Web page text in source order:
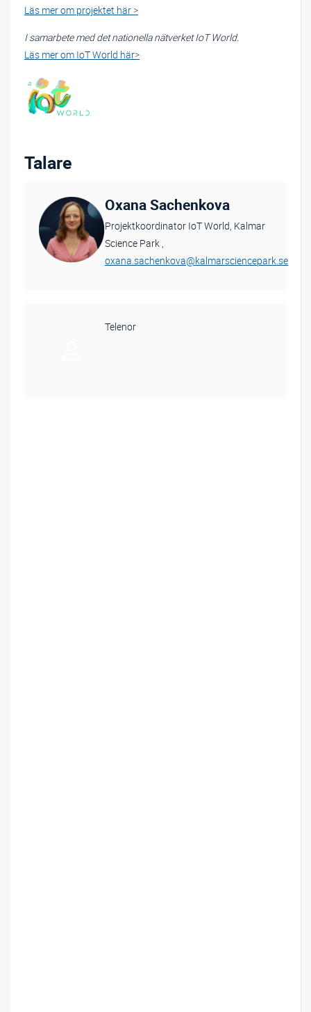
Läs mer om projektet här >
I samarbete med det nationella nätverket IoT World.
Läs mer om IoT World här>
Talare
Oxana Sachenkova
Projektkoordinator IoT World, Kalmar
Science Park ,
oxana.sachenkova@kalmarsciencepark.se
Telenor